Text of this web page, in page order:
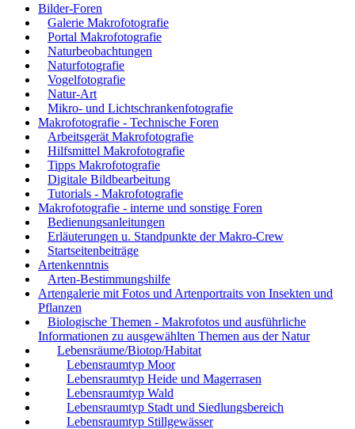
Bilder-Foren
Galerie Makrofotografie
Portal Makrofotografie
Naturbeobachtungen
Naturfotografie
Vogelfotografie
Natur-Art
Mikro- und Lichtschrankenfotografie
Makrofotografie - Technische Foren
Arbeitsgerät Makrofotografie
Hilfsmittel Makrofotografie
Tipps Makrofotografie
Digitale Bildbearbeitung
Tutorials - Makrofotografie
Makrofotografie - interne und sonstige Foren
Bedienungsanleitungen
Erläuterungen u. Standpunkte der Makro-Crew
Startseitenbeiträge
Artenkenntnis
Arten-Bestimmungshilfe
Artengalerie mit Fotos und Artenportraits von Insekten und
Pflanzen
Biologische Themen - Makrofotos und ausführliche
Informationen zu ausgewählten Themen aus der Natur
Lebensräume/Biotop/Habitat
Lebensraumtyp Moor
Lebensraumtyp Heide und Magerrasen
Lebensraumtyp Wald
Lebensraumtyp Stadt und Siedlungsbereich
Lebensraumtyp Stillgewässer